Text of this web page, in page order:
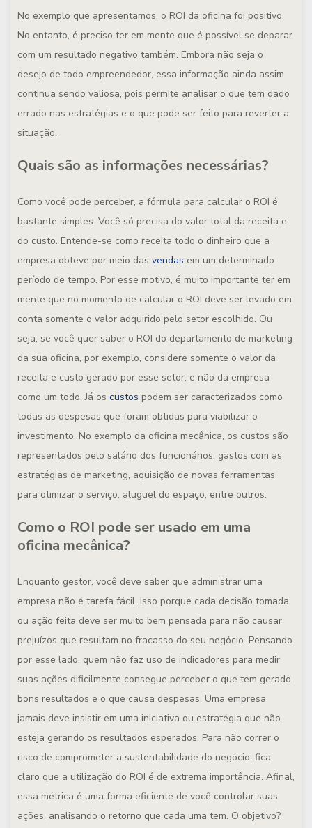
No exemplo que apresentamos, o ROI da oficina foi positivo.
No entanto, é preciso ter em mente que é possível se deparar
com um resultado negativo também. Embora não seja o
desejo de todo empreendedor, essa informação ainda assim
continua sendo valiosa, pois permite analisar o que tem dado
errado nas estratégias e o que pode ser feito para reverter a
situação.
Quais são as informações necessárias?
Como você pode perceber, a fórmula para calcular o ROI é
bastante simples. Você só precisa do valor total da receita e
do custo. Entende-se como receita todo o dinheiro que a
empresa obteve por meio das vendas em um determinado
período de tempo. Por esse motivo, é muito importante ter em
mente que no momento de calcular o ROI deve ser levado em
conta somente o valor adquirido pelo setor escolhido. Ou
seja, se você quer saber o ROI do departamento de marketing
da sua oficina, por exemplo, considere somente o valor da
receita e custo gerado por esse setor, e não da empresa
como um todo. Já os custos podem ser caracterizados como
todas as despesas que foram obtidas para viabilizar o
investimento. No exemplo da oficina mecânica, os custos são
representados pelo salário dos funcionários, gastos com as
estratégias de marketing, aquisição de novas ferramentas
para otimizar o serviço, aluguel do espaço, entre outros.
Como o ROI pode ser usado em uma
oficina mecânica?
Enquanto gestor, você deve saber que administrar uma
empresa não é tarefa fácil. Isso porque cada decisão tomada
ou ação feita deve ser muito bem pensada para não causar
prejuízos que resultam no fracasso do seu negócio. Pensando
por esse lado, quem não faz uso de indicadores para medir
suas ações dificilmente consegue perceber o que tem gerado
bons resultados e o que causa despesas. Uma empresa
jamais deve insistir em uma iniciativa ou estratégia que não
esteja gerando os resultados esperados. Para não correr o
risco de comprometer a sustentabilidade do negócio, fica
claro que a utilização do ROI é de extrema importância. Afinal,
essa métrica é uma forma eficiente de você controlar suas
ações, analisando o retorno que cada uma tem. O objetivo?